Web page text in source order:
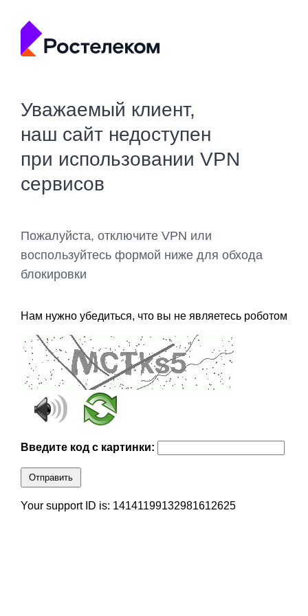
Уважаемый клиент,
наш сайт недоступен
при использовании VPN
сервисов
Пожалуйста, отключите VPN или
воспользуйтесь формой ниже для обхода
блокировки
Нам нужно убедиться, что вы не являетесь роботом
Введите код с картинки:
Отправить
Your support ID is: 14141199132981612625